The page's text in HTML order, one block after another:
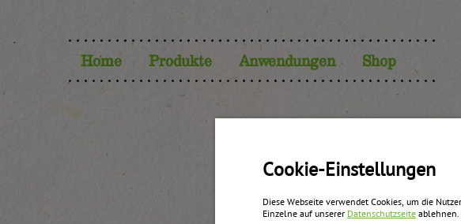
Cookie-Einstellungen
Diese Webseite verwendet Cookies, um die
Einzelne auf unserer Datenschutzseite ablehnen.
Home Produkte Anwendungen Shop